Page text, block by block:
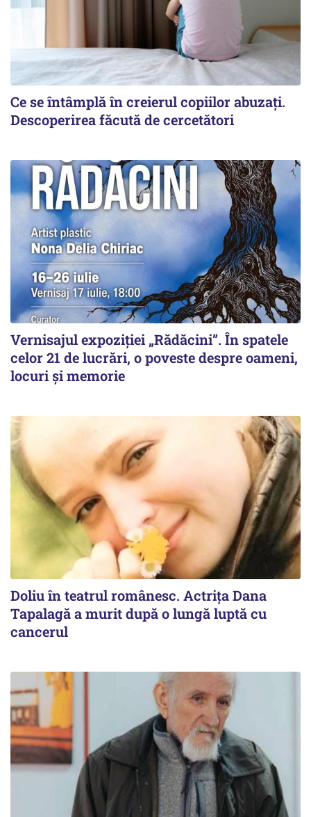
Ce se întâmplă în creierul copiilor abuzați.
Descoperirea făcută de cercetători
Vernisajul expoziției „Rădăcini”. În spatele
celor 21 de lucrări, o poveste despre oameni,
locuri și memorie
Doliu în teatrul românesc. Actrița Dana
Tapalagă a murit după o lungă luptă cu
cancerul